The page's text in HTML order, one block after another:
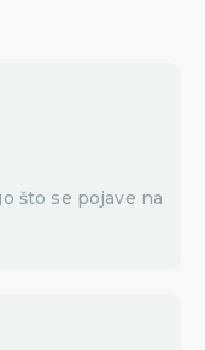
što se pojave na